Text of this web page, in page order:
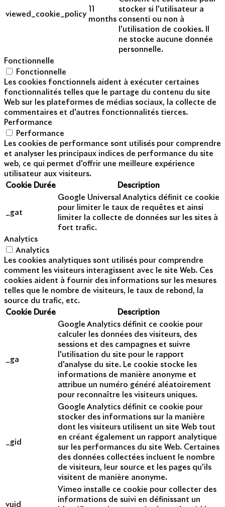
viewed_cookie_policy
months
stocker si l'utilisateur a
consenti ou non à
l'utilisation de cookies. Il
ne stocke aucune donnée
personnelle.
Fonctionnelle
Fonctionnelle
Les cookies fonctionnels aident à exécuter certaines
fonctionnalités telles que le partage du contenu du site
Web sur les plateformes de médias sociaux, la collecte de
commentaires et d'autres fonctionnalités tierces.
Performance
Performance
Les cookies de performance sont utilisés pour comprendre
et analyser les principaux indices de performance du site
web, ce qui permet d'offrir une meilleure expérience
utilisateur aux visiteurs.
Cookie Durée Description
_gat
Google Universal Analytics définit ce cookie
pour limiter le taux de requêtes et ainsi
limiter la collecte de données sur les sites à
fort trafic.
Analytics
Analytics
Les cookies analytiques sont utilisés pour comprendre
comment les visiteurs interagissent avec le site Web. Ces
cookies aident à fournir des informations sur les mesures
telles que le nombre de visiteurs, le taux de rebond, la
source du trafic, etc.
Cookie Durée Description
_ga
Google Analytics définit ce cookie pour
calculer les données des visiteurs, des
sessions et des campagnes et suivre
l'utilisation du site pour le rapport
d'analyse du site. Le cookie stocke les
informations de manière anonyme et
attribue un numéro généré aléatoirement
pour reconnaître les visiteurs uniques.
_gid
Google Analytics définit ce cookie pour
stocker des informations sur la manière
dont les visiteurs utilisent un site Web tout
en créant également un rapport analytique
sur les performances du site Web. Certaines
des données collectées incluent le nombre
de visiteurs, leur source et les pages qu'ils
visitent de manière anonyme.
vuid
Vimeo installe ce cookie pour collecter des
informations de suivi en définissant un